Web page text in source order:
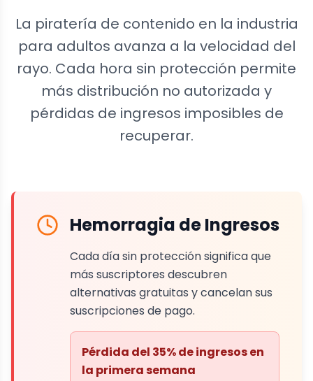
La piratería de contenido en la industria
para adultos avanza a la velocidad del
rayo. Cada hora sin protección permite
más distribución no autorizada y
pérdidas de ingresos imposibles de
recuperar.
Hemorragia de Ingresos
Cada día sin protección significa que
más suscriptores descubren
alternativas gratuitas y cancelan sus
suscripciones de pago.
Pérdida del 35% de ingresos en
la primera semana